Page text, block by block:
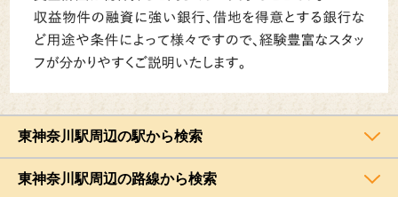
東神奈川駅周辺の駅から検索
東神奈川駅周辺の路線から検索